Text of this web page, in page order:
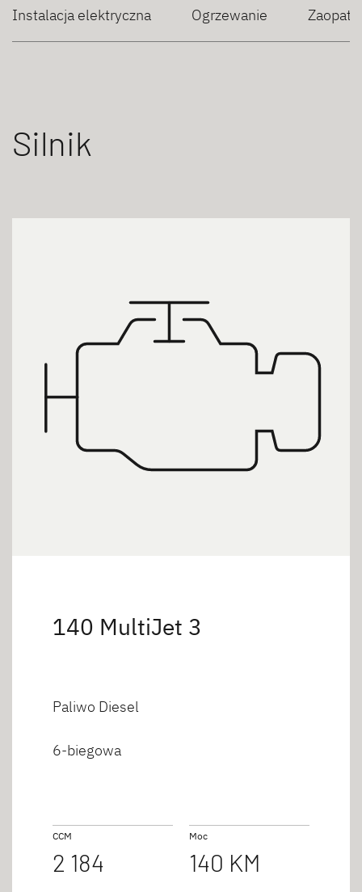
Instalacja elektryczna Ogrzewanie
Silnik
140 MultiJet 3
Paliwo Diesel
6-biegowa
CCM
2 184
Moc
140 KM